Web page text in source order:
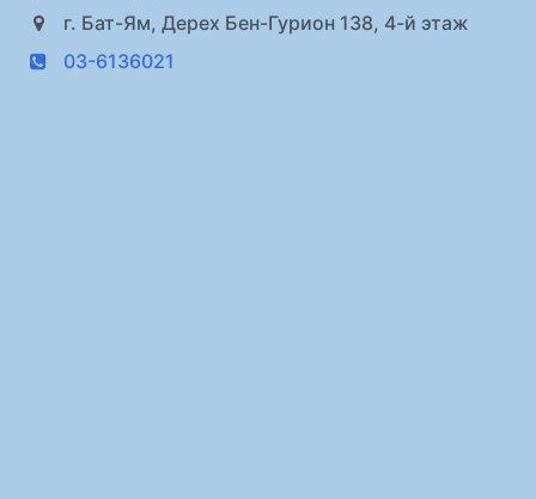
г. Бат-Ям, Дерех Бен-Гурион 138, 4-й этаж
03-6136021